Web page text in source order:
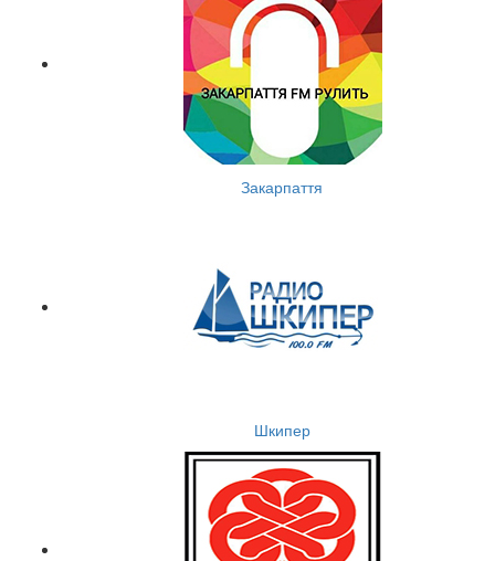
Закарпаття
Шкипер